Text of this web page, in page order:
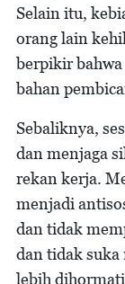
Selain itu,
orang lain
berpikir
bahan
Sebaliknya,
dan menjaga
rekan kerja.
menjadi
dan tidak
dan tidak suka
lebih